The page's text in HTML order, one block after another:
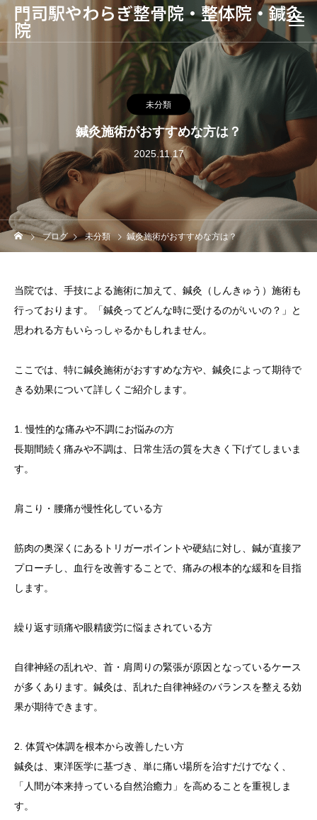
門司駅やわらぎ整骨院・整体院・鍼灸
院
未分類
鍼灸施術がおすすめな方は？
2025.11.17
ブログ 未分類 鍼灸施術がおすすめな方は？
当院では、手技による施術に加えて、鍼灸（しんきゅう）施術も
行っております。「鍼灸ってどんな時に受けるのがいいの？」と
思われる方もいらっしゃるかもしれません。
ここでは、特に鍼灸施術がおすすめな方や、鍼灸によって期待で
きる効果について詳しくご紹介します。
1. 慢性的な痛みや不調にお悩みの方
長期間続く痛みや不調は、日常生活の質を大きく下げてしまいま
す。
肩こり・腰痛が慢性化している方
筋肉の奥深くにあるトリガーポイントや硬結に対し、鍼が直接ア
プローチし、血行を改善することで、痛みの根本的な緩和を目指
します。
繰り返す頭痛や眼精疲労に悩まされている方
自律神経の乱れや、首・肩周りの緊張が原因となっているケース
が多くあります。鍼灸は、乱れた自律神経のバランスを整える効
果が期待できます。
2. 体質や体調を根本から改善したい方
鍼灸は、東洋医学に基づき、単に痛い場所を治すだけでなく、
「人間が本来持っている自然治癒力」を高めることを重視しま
す。